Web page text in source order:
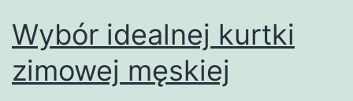
Wybór idealnej kurtki
zimowej męskiej